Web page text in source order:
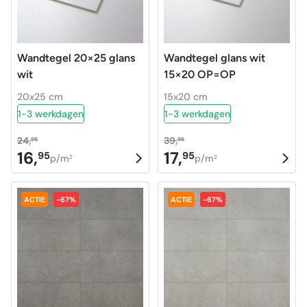
Wandtegel 20×25 glans
wit
20x25 cm
1-3 werkdagen
24,95
Oorspronkelijke
prijs
was:
24,95.
16,95
Huidige
prijs
is:
16,95.
p/m2
Wandtegel glans wit
15×20 OP=OP
15x20 cm
1-3 werkdagen
39,95
Oorspronkelijke
prijs
was:
39,95.
17,95
Huidige
prijs
is:
17,95.
p/m2
ACTIE -67% ACTIE -67%